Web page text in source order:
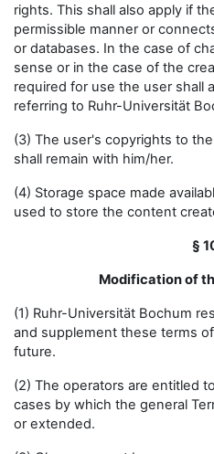
rights. This shall also apply if
permissible manner or
or databases. In the case of
sense or in the case of the
required for use the user shall
referring to Ruhr-Universität
(3) The user's copyrights to
shall remain with him/her.
(4) Storage space made
used to store the content
§
Modification of
(1) Ruhr-Universität Bochum
and supplement these terms
future.
(2) The operators are entitled
cases by which the general
or extended.